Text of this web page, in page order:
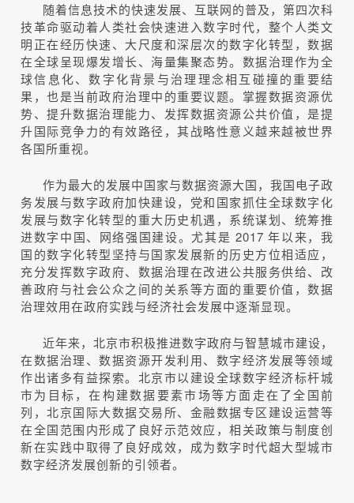
随着信息技术的快速发展、互联网的普及，第四次科
技革命驱动着人类社会快速进入数字时代，整个人类文
明正在经历快速、大尺度和深层次的数字化转型，数据
在全球呈现爆发增长、海量集聚态势。数据治理作为全
球信息化、数字化背景与治理理念相互碰撞的重要结
果，也是当前政府治理中的重要议题。掌握数据资源优
势、提升数据治理能力、发挥数据资源公共价值，是提
升国际竞争力的有效路径，其战略性意义越来越被世界
各国所重视。
作为最大的发展中国家与数据资源大国，我国电子政
务发展与数字政府加快建设，党和国家抓住全球数字化
发展与数字化转型的重大历史机遇，系统谋划、统筹推
进数字中国、网络强国建设。尤其是 2017 年以来，我
国的数字化转型坚持与国家发展新的历史方位相适应，
充分发挥数字政府、数据治理在改进公共服务供给、改
善政府与社会公众之间的关系等方面的重要价值，数据
治理效用在政府实践与经济社会发展中逐渐显现。
近年来，北京市积极推进数字政府与智慧城市建设，
在数据治理、数据资源开发利用、数字经济发展等领域
作出诸多有益探索。北京市以建设全球数字经济标杆城
市为目标，在构建数据要素市场等方面走在了全国前
列，北京国际大数据交易所、金融数据专区建设运营等
在全国范围内形成了良好示范效应，相关政策与制度创
新在实践中取得了良好成效，成为数字时代超大型城市
数字经济发展创新的引领者。